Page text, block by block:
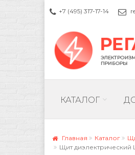
+7 (495) 317-17-14
КАТАЛОГ
Главная Каталог
Щит